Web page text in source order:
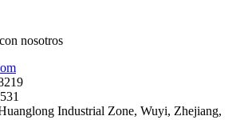
nosotros
Industrial Zone, Wuyi, Zhejiang,